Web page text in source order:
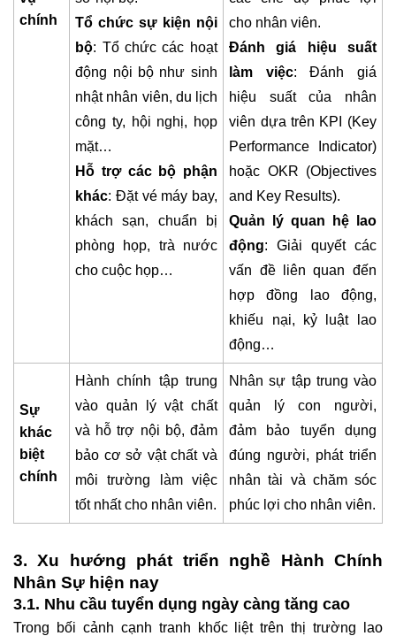
chính
Tổ chức sự kiện nội
bộ: Tổ chức các hoạt
động nội bộ như sinh
nhật nhân viên, du lịch
công ty, hội nghị, họp
mặt…
Hỗ trợ các bộ phận
khác: Đặt vé máy bay,
khách sạn, chuẩn bị
phòng họp, trà nước
cho cuộc họp…
cho nhân viên.
Đánh giá hiệu suất
làm việc: Đánh giá
hiệu suất của nhân
viên dựa trên KPI (Key
Performance Indicator)
hoặc OKR (Objectives
and Key Results).
Quản lý quan hệ lao
động: Giải quyết các
vấn đề liên quan đến
hợp đồng lao động,
khiếu nại, kỷ luật lao
động…
Sự
khác
biệt
chính
Hành chính tập trung
vào quản lý vật chất
và hỗ trợ nội bộ, đảm
bảo cơ sở vật chất và
môi trường làm việc
tốt nhất cho nhân viên.
Nhân sự tập trung vào
quản lý con người,
đảm bảo tuyển dụng
đúng người, phát triển
nhân tài và chăm sóc
phúc lợi cho nhân viên.
3. Xu hướng phát triển nghề Hành Chính
Nhân Sự hiện nay
3.1. Nhu cầu tuyển dụng ngày càng tăng cao
Trong bối cảnh cạnh tranh khốc liệt trên thị trường lao